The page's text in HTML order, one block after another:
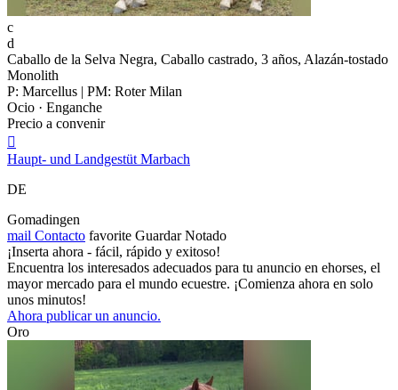
c
d
Caballo de la Selva Negra, Caballo castrado, 3 años, Alazán-tostado
Monolith
P: Marcellus | PM: Roter Milan
Ocio · Enganche
Precio a convenir

Haupt- und Landgestüt Marbach
DE
Gomadingen
mail Contacto favorite Guardar Notado
¡Inserta ahora - fácil, rápido y exitoso!
Encuentra los interesados adecuados para tu anuncio en ehorses, el
mayor mercado para el mundo ecuestre. ¡Comienza ahora en solo
unos minutos!
Ahora publicar un anuncio.
Oro